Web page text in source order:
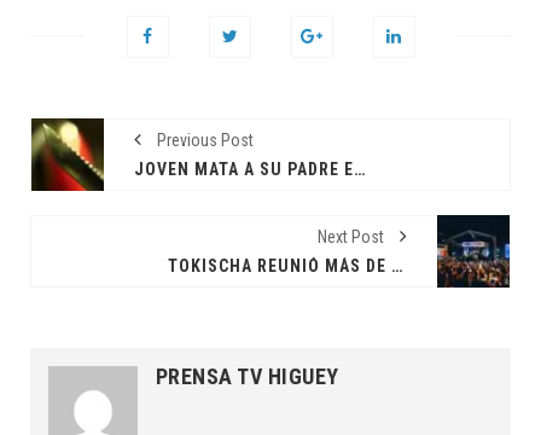
Previous Post
JOVEN MATA A SU PADRE EN MICHES
Next Post
TOKISCHA REUNIÓ MÁS DE 6 MIL PERSONAS EN DE CIERRE DE GIRA EN SAN CARLOS
PRENSA TV HIGUEY